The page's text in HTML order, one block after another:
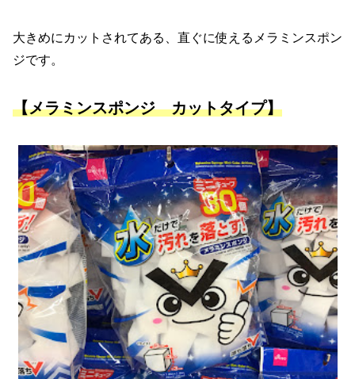
大きめにカットされてある、直ぐに使えるメラミンスポン
ジです。
【メラミンスポンジ カットタイプ】